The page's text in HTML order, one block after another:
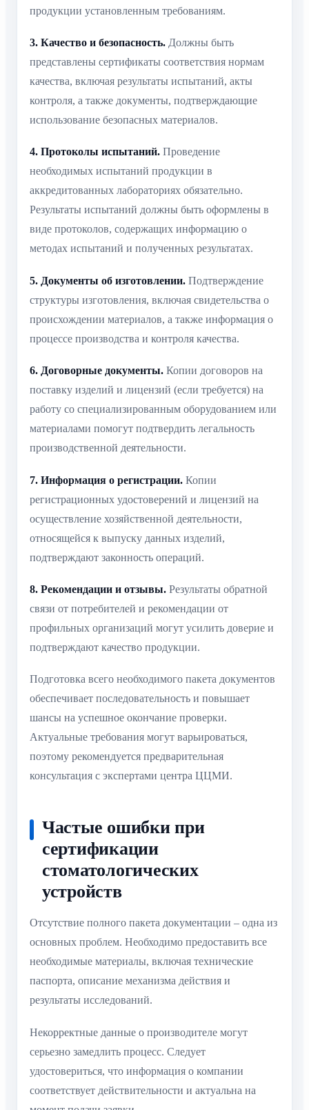
продукции установленным требованиям.
3. Качество и безопасность. Должны быть
представлены сертификаты соответствия нормам
качества, включая результаты испытаний, акты
контроля, а также документы, подтверждающие
использование безопасных материалов.
4. Протоколы испытаний. Проведение
необходимых испытаний продукции в
аккредитованных лабораториях обязательно.
Результаты испытаний должны быть оформлены в
виде протоколов, содержащих информацию о
методах испытаний и полученных результатах.
5. Документы об изготовлении. Подтверждение
структуры изготовления, включая свидетельства о
происхождении материалов, а также информация о
процессе производства и контроля качества.
6. Договорные документы. Копии договоров на
поставку изделий и лицензий (если требуется) на
работу со специализированным оборудованием или
материалами помогут подтвердить легальность
производственной деятельности.
7. Информация о регистрации. Копии
регистрационных удостоверений и лицензий на
осуществление хозяйственной деятельности,
относящейся к выпуску данных изделий,
подтверждают законность операций.
8. Рекомендации и отзывы. Результаты обратной
связи от потребителей и рекомендации от
профильных организаций могут усилить доверие и
подтверждают качество продукции.
Подготовка всего необходимого пакета документов
обеспечивает последовательность и повышает
шансы на успешное окончание проверки.
Актуальные требования могут варьироваться,
поэтому рекомендуется предварительная
консультация с экспертами центра ЦЦМИ.
Частые ошибки при
сертификации
стоматологических
устройств
Отсутствие полного пакета документации – одна из
основных проблем. Необходимо предоставить все
необходимые материалы, включая технические
паспорта, описание механизма действия и
результаты исследований.
Некорректные данные о производителе могут
серьезно замедлить процесс. Следует
удостовериться, что информация о компании
соответствует действительности и актуальна на